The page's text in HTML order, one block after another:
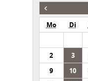
Mo Di
2
3
9
10